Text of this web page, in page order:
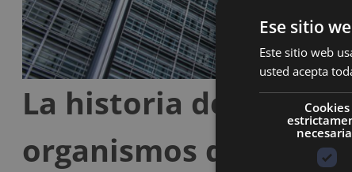
La historia de las
organismos de la
Ese sitio
Este sitio web
usted acepta
Cookies